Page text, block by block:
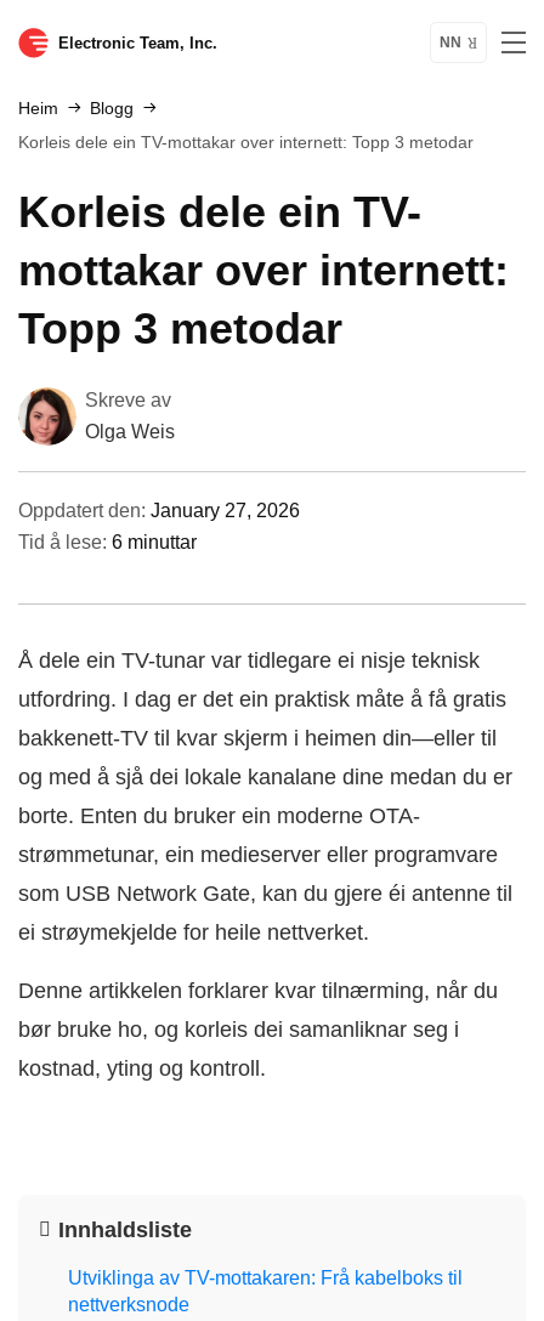
Electronic Team, Inc. NN
Heim
Blogg
Korleis dele ein TV-mottakar over internett: Topp 3 metodar
Korleis dele ein TV-
mottakar over internett:
Topp 3 metodar
Skreve av
Olga Weis
Oppdatert den: January 27, 2026
Tid å lese: 6 minuttar
Å dele ein TV-tunar var tidlegare ei nisje teknisk
utfordring. I dag er det ein praktisk måte å få gratis
bakkenett-TV til kvar skjerm i heimen din—eller til
og med å sjå dei lokale kanalane dine medan du er
borte. Enten du bruker ein moderne OTA-
strømmetunar, ein medieserver eller programvare
som USB Network Gate, kan du gjere éi antenne til
ei strøymekjelde for heile nettverket.
Denne artikkelen forklarer kvar tilnærming, når du
bør bruke ho, og korleis dei samanliknar seg i
kostnad, yting og kontroll.
Innhaldsliste
Utviklinga av TV-mottakaren: Frå kabelboks til
nettverksnode